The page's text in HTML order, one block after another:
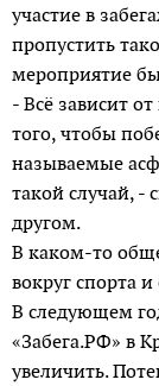
участие в
пропустить
мероприятие
- Всё зависит
того, чтобы
называемые
такой случай, -
другом.
В каком-то
вокруг спорта
В следующем
«Забега.РФ» в
увеличить.